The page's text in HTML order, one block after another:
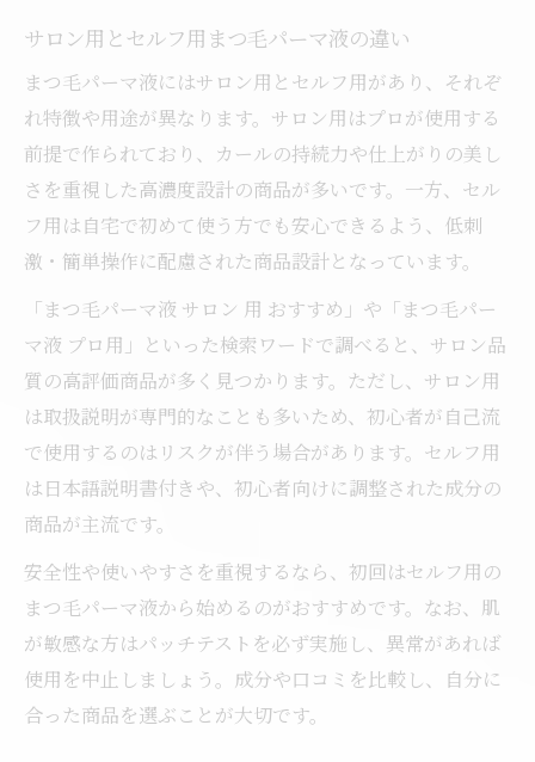
サロン用とセルフ用まつ毛パーマ液の違い
まつ毛パーマ液にはサロン用とセルフ用があり、それぞ
れ特徴や用途が異なります。サロン用はプロが使用する
前提で作られており、カールの持続力や仕上がりの美し
さを重視した高濃度設計の商品が多いです。一方、セル
フ用は自宅で初めて使う方でも安心できるよう、低刺
激・簡単操作に配慮された商品設計となっています。
「まつ毛パーマ液 サロン 用 おすすめ」や「まつ毛パー
マ液 プロ用」といった検索ワードで調べると、サロン品
質の高評価商品が多く見つかります。ただし、サロン用
は取扱説明が専門的なことも多いため、初心者が自己流
で使用するのはリスクが伴う場合があります。セルフ用
は日本語説明書付きや、初心者向けに調整された成分の
商品が主流です。
安全性や使いやすさを重視するなら、初回はセルフ用の
まつ毛パーマ液から始めるのがおすすめです。なお、肌
が敏感な方はパッチテストを必ず実施し、異常があれば
使用を中止しましょう。成分や口コミを比較し、自分に
合った商品を選ぶことが大切です。